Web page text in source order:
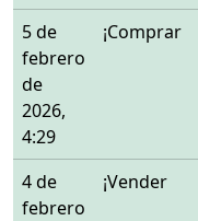
5 de
febrero
de
2026,
4:29
¡Comprar
4 de
febrero
¡Vender